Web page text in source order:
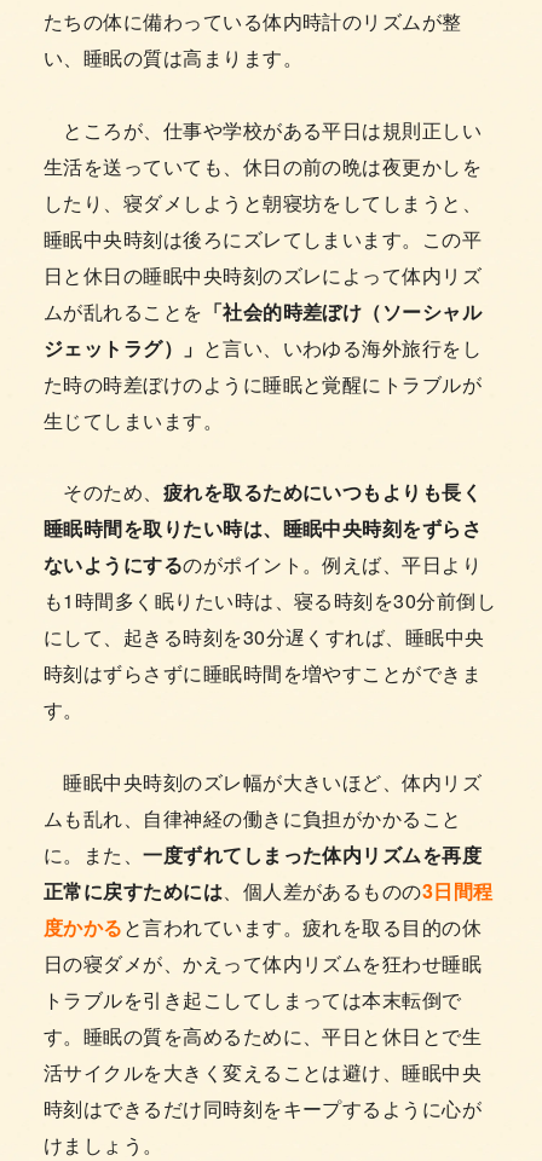
たちの体に備わっている体内時計のリズムが整
い、睡眠の質は高まります。
ところが、仕事や学校がある平日は規則正しい
生活を送っていても、休日の前の晩は夜更かしを
したり、寝ダメしようと朝寝坊をしてしまうと、
睡眠中央時刻は後ろにズレてしまいます。この平
日と休日の睡眠中央時刻のズレによって体内リズ
ムが乱れることを 「社会的時差ぼけ（ソーシャル
ジェットラグ）」 と言い、いわゆる海外旅行をし
た時の時差ぼけのように睡眠と覚醒にトラブルが
生じてしまいます。
そのため、 疲れを取るためにいつもよりも長く
睡眠時間を取りたい時は、睡眠中央時刻をずらさ
ないようにするのがポイント。例えば、平日より
も1時間多く眠りたい時は、寝る時刻を30分前倒し
にして、起きる時刻を30分遅くすれば、睡眠中央
時刻はずらさずに睡眠時間を増やすことができま
す。
睡眠中央時刻のズレ幅が大きいほど、体内リズ
ムも乱れ、自律神経の働きに負担がかかること
に。また、一度ずれてしまった体内リズムを再度
正常に戻すためには、個人差があるものの3日間程
度かかると言われています。疲れを取る目的の休
日の寝ダメが、かえって体内リズムを狂わせ睡眠
トラブルを引き起こしてしまっては本末転倒で
す。睡眠の質を高めるために、平日と休日とで生
活サイクルを大きく変えることは避け、睡眠中央
時刻はできるだけ同時刻をキープするように心が
けましょう。